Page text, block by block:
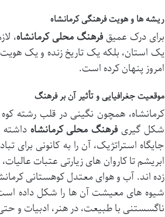
ریشه ها و هویت فرهنگی کرمانشاه
برای درک عمیق فرهنگ محلی کرمانشاه،
یک استان، بلکه یک تاریخ زنده و یک هویت
امروز پنهان کرده است.
موقعیت جغرافیایی و تأثیر آن بر فرهنگ
کرمانشاه، همچون نگینی در قلب رشته
شکل گیری فرهنگ محلی کرمانشاه
جایگاه استراتژیک، آن را به کانونی برای
ابریشم تا کاروان های زیارتی عتبات
زده اند. آب و هوای معتدل کوهستانی
شیوه های معیشت آن ها را شکل داده است.
ناگسستنی با طبیعت، در هنر، ادبیات و